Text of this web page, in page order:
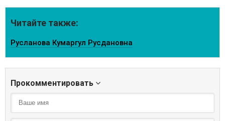
Читайте также:
Русланова Кумаргул Русдановна
Прокомментировать